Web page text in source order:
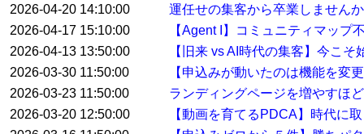
2026-04-20 14:10:00
運任せの集客から卒業しません
2026-04-17 15:10:00
【Agent I】コミュニティマップ
2026-04-13 13:50:00
【旧来 vs AI時代の集客】今こ
2026-03-30 11:50:00
【申込みが動いたのは機能を変
2026-03-23 11:50:00
ランディングページを増やすほ
2026-03-20 12:50:00
【動画を育てるPDCA】時代に